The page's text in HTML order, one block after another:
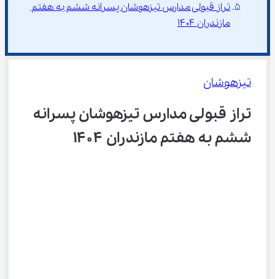
تراز قبولی مدارس تیزهوشان پسرانه ششم به هفتم
مازندران ۱۴۰۴
تیزهوشان
تراز قبولی مدارس تیزهوشان پسرانه
ششم به هفتم مازندران ۱۴۰۴